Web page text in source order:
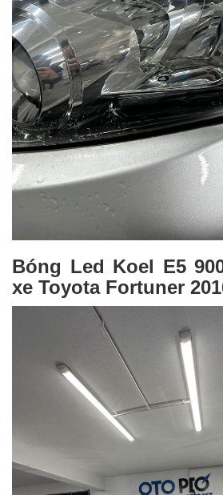
Bóng Led Koel E5
xe Toyota Fortuner